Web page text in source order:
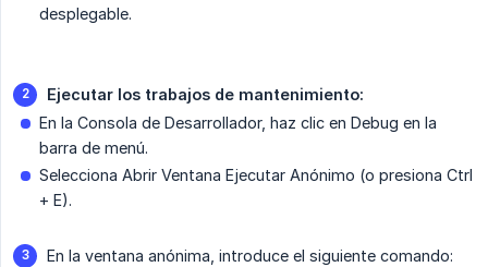
desplegable.
Ejecutar los trabajos de mantenimiento:
En la Consola de Desarrollador, haz clic en Debug en la
barra de menú.
Selecciona Abrir Ventana Ejecutar Anónimo (o presiona Ctrl
+ E).
En la ventana anónima, introduce el siguiente comando: